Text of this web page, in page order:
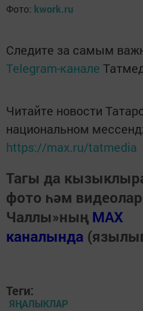
Фото: kwork.ru
Следите за самым
Telegram-канале
Читайте новости
национальном
https://max.ru/tatmedia
Тагы да
фото һәм
Чаллы»ның MAX
каналында
Теги:
ЯҢАЛЫКЛАР